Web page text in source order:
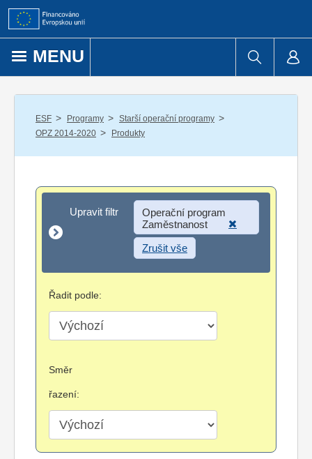
Přejít k obsahu
MENU
ESF / Programy / Starší operační programy /
OPZ 2014-2020 / Produkty
Upravit filtr
Upravit filtr
Operační program
Zaměstnanost
Zrušit vše
Řadit podle:
Směr
řazení: